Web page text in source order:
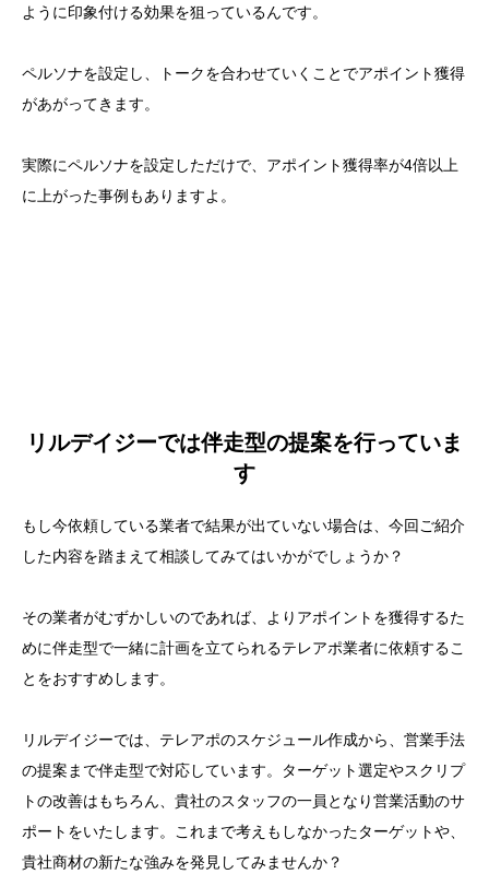
ように印象付ける効果を狙っているんです。
ペルソナを設定し、トークを合わせていくことでアポイント獲得
があがってきます。
実際にペルソナを設定しただけで、アポイント獲得率が4倍以上
に上がった事例もありますよ。
リルデイジーでは伴走型の提案を行っていま
す
もし今依頼している業者で結果が出ていない場合は、今回ご紹介
した内容を踏まえて相談してみてはいかがでしょうか？
その業者がむずかしいのであれば、よりアポイントを獲得するた
めに伴走型で一緒に計画を立てられるテレアポ業者に依頼するこ
とをおすすめします。
リルデイジーでは、テレアポのスケジュール作成から、営業手法
の提案まで伴走型で対応しています。ターゲット選定やスクリプ
トの改善はもちろん、貴社のスタッフの一員となり営業活動のサ
ポートをいたします。これまで考えもしなかったターゲットや、
貴社商材の新たな強みを発見してみませんか？